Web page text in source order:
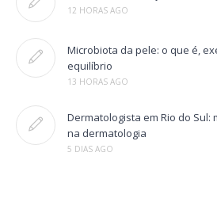
12 HORAS AGO
Microbiota da pele: o que é,
equilíbrio
13 HORAS AGO
Dermatologista em Rio do Sul:
na dermatologia
5 DIAS AGO